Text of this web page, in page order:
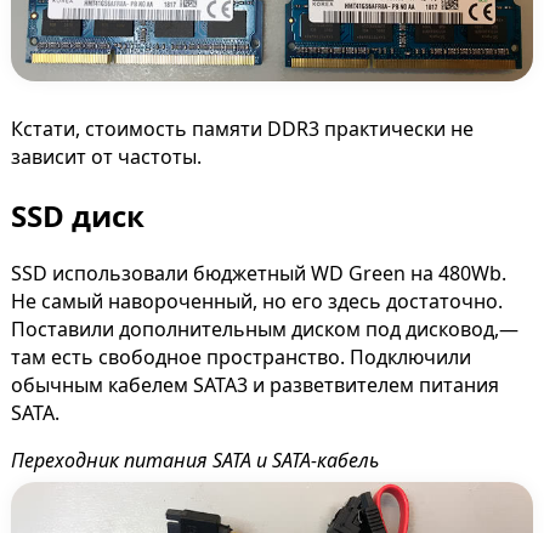
Кстати, стоимость памяти DDR3 практически не
зависит от частоты.
SSD диск
SSD использовали бюджетный WD Green на 480Wb.
Не самый навороченный, но его здесь достаточно.
Поставили дополнительным диском под дисковод,—
там есть свободное пространство. Подключили
обычным кабелем SATA3 и разветвителем питания
SATA.
Переходник питания SATA и SATA-кабель